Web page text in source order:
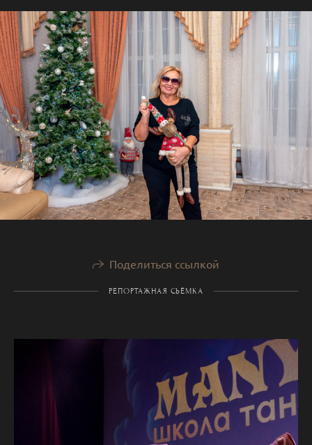
Поделиться ссылкой
РЕПОРТАЖНАЯ СЬЁМКА